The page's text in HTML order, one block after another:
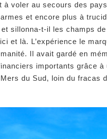
à voler au secours des
et encore plus à
sillonna-t-il les champs
et là. L’expérience le
Il avait gardé en
importants grâce
du Sud, loin du fracas